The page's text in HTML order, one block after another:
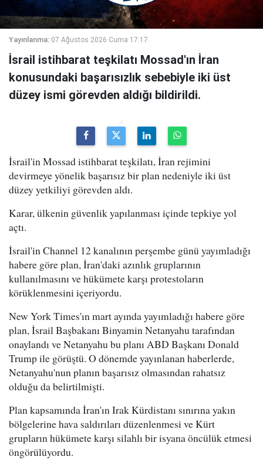
Yayınlanma: 07 Ağustos 2026 Cuma 17:17
İsrail istihbarat teşkilatı Mossad'ın İran
konusundaki başarısızlık sebebiyle iki üst
düzey ismi görevden aldığı bildirildi.
İsrail'in Mossad istihbarat teşkilatı, İran rejimini
devirmeye yönelik başarısız bir plan nedeniyle iki üst
düzey yetkiliyi görevden aldı.
Karar, ülkenin güvenlik yapılanması içinde tepkiye yol
açtı.
İsrail'in Channel 12 kanalının perşembe günü yayımladığı
habere göre plan, İran'daki azınlık gruplarının
kullanılmasını ve hükümete karşı protestoların
körüklenmesini içeriyordu.
New York Times'ın mart ayında yayımladığı habere göre
plan, İsrail Başbakanı Binyamin Netanyahu tarafından
onaylandı ve Netanyahu bu planı ABD Başkanı Donald
Trump ile görüştü. O dönemde yayınlanan haberlerde,
Netanyahu'nun planın başarısız olmasından rahatsız
olduğu da belirtilmişti.
Plan kapsamında İran'ın Irak Kürdistanı sınırına yakın
bölgelerine hava saldırıları düzenlenmesi ve Kürt
grupların hükümete karşı silahlı bir isyana öncülük etmesi
öngörülüyordu.